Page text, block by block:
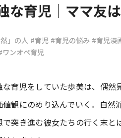
#コミックエッセイ
ワーパパ道 #ベ
な育児｜ママ友
」の人 #育児 #育児の悩み #育児漫
ワンオペ育児
育児をしていた歩美は、偶
値観にのめり込んでいく。自
で突き進む彼女たちの行く末